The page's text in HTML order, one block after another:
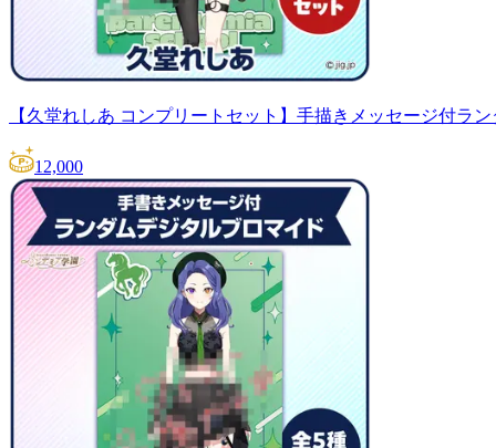
【久堂れしあ コンプリートセット】手描きメッセージ付ラ
12,000